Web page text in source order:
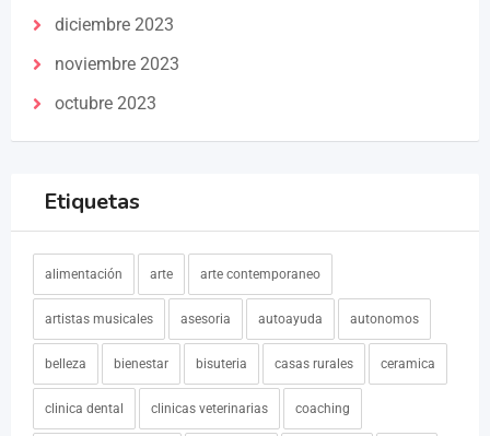
diciembre 2023
noviembre 2023
octubre 2023
Etiquetas
alimentación arte arte contemporaneo
artistas musicales asesoria autoayuda autonomos
belleza bienestar bisuteria casas rurales ceramica
clinica dental clinicas veterinarias coaching